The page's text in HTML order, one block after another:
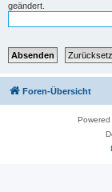
geändert.
Foren-Übersicht
Powered